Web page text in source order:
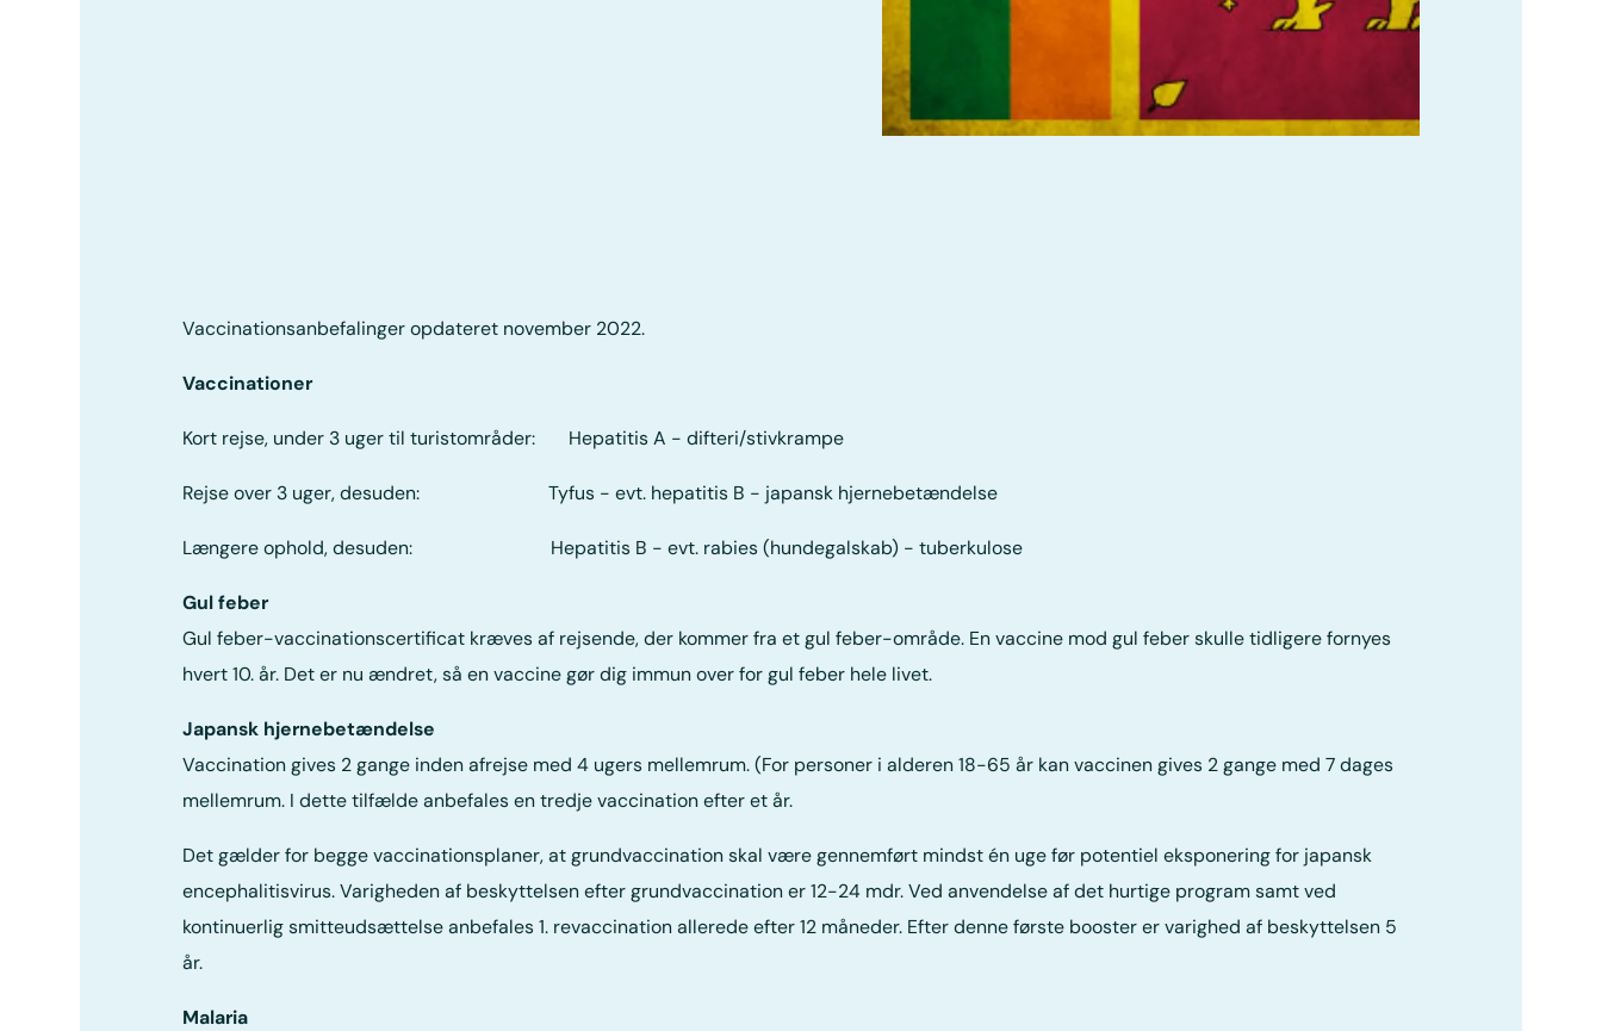
Vaccinationsanbefalinger opdateret november 2022.
Vaccinationer
Kort rejse, under 3 uger til turistområder: Hepatitis A - difteri/stivkrampe
Rejse over 3 uger, desuden: Tyfus - evt. hepatitis B - japansk hjernebetændelse
Længere ophold, desuden: Hepatitis B - evt. rabies (hundegalskab) - tuberkulose
Gul feber
Gul feber-vaccinationscertificat kræves af rejsende, der kommer fra et gul feber-område. En vaccine mod gul feber skulle tidligere fornyes
hvert 10. år. Det er nu ændret, så en vaccine gør dig immun over for gul feber hele livet.
Japansk hjernebetændelse
Vaccination gives 2 gange inden afrejse med 4 ugers mellemrum. (For personer i alderen 18-65 år kan vaccinen gives 2 gange med 7 dages
mellemrum. I dette tilfælde anbefales en tredje vaccination efter et år.
Det gælder for begge vaccinationsplaner, at grundvaccination skal være gennemført mindst én uge før potentiel eksponering for japansk
encephalitisvirus. Varigheden af beskyttelsen efter grundvaccination er 12-24 mdr. Ved anvendelse af det hurtige program samt ved
kontinuerlig smitteudsættelse anbefales 1. revaccination allerede efter 12 måneder. Efter denne første booster er varighed af beskyttelsen 5
år.
Malaria